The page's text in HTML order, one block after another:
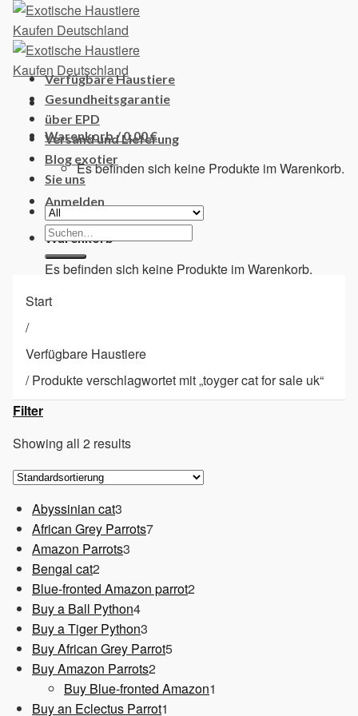
Skip
content
Warenkorb /0,00€
Es befinden sich keine Produkte im Warenkorb.
Anmelden
Warenkorb
Es befinden sich keine Produkte im Warenkorb.
Verfügbare Haustiere
Gesundheitsgarantie
über EPD
Versand und Lieferung
Blog exotier
Sie uns
Suchen
nach:
Start
/
Verfügbare Haustiere
/Produkte verschlagwortet mit „toyger cat for sale uk“
Filter
Showing all 2 results
Abyssinian cat3
Produkte
African Grey Parrots77
Amazon Parrots3
Bengal cat22
Produkte
Blue-fronted Amazon parrot22
Buy a Ball Python44
Produkte
Buy a Tiger Python3
Produkte
Buy African Grey Parrot55
Buy Amazon Parrots22
Produkte
Buy Blue-fronted Amazon1
Buy an Eclectus Parrot1